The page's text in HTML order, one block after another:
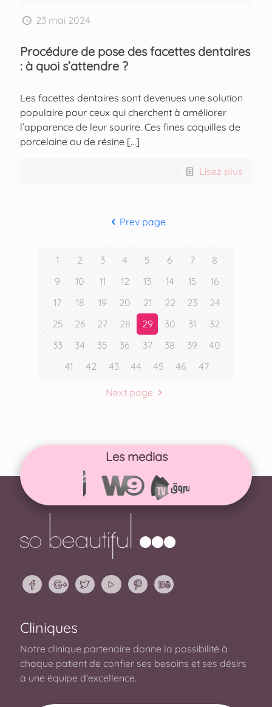
23 mai 2024
Procédure de pose des facettes dentaires
: à quoi s’attendre ?
Les facettes dentaires sont devenues une solution
populaire pour ceux qui cherchent à améliorer
l’apparence de leur sourire. Ces fines coquilles de
porcelaine ou de résine […]
Lisez plus
Prev page
1 2 3 4 5 6 7
8
9
10 11 12 13 14 15
16
17
18 19 20 21 22 23
24
25
26 27 28 29 30 31
32
33
34 35 36 37 38 39
40
41
42 43 44 45 46 47
Next page
Les medias
Cliniques
Notre clinique partenaire donne la possibilité à
chaque patient de confier ses besoins et ses désirs
à une équipe d'excellence.